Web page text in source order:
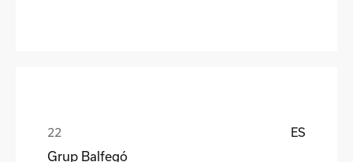
ES
Grup Balfegó